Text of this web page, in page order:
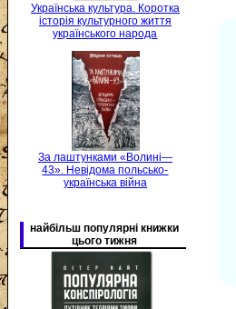
Українська культура. Коротка
історія культурного життя
українського народа
За лаштунками «Волині—
43». Невідома польсько-
українська війна
найбільш популярні книжки
цього тижня